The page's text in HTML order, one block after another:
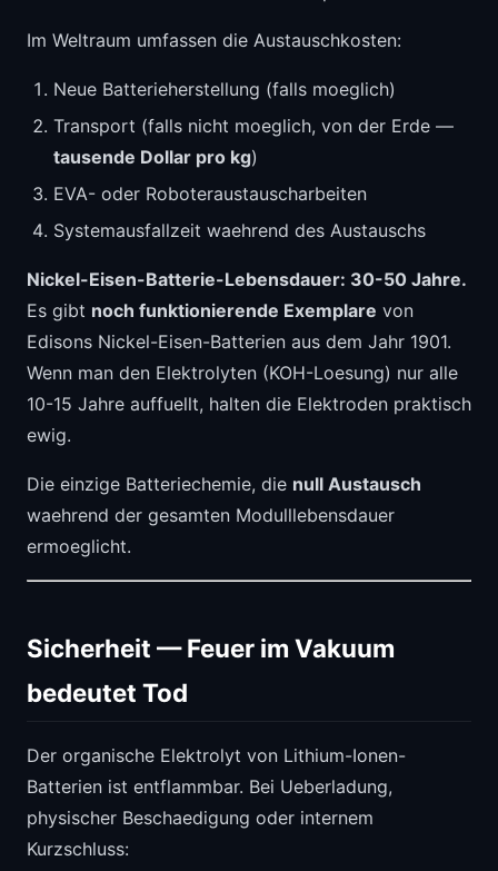
Im Weltraum umfassen die Austauschkosten:
Neue Batterieherstellung (falls moeglich)
Transport (falls nicht moeglich, von der Erde —
tausende Dollar pro kg)
EVA- oder Roboteraustauscharbeiten
Systemausfallzeit waehrend des Austauschs
Nickel-Eisen-Batterie-Lebensdauer: 30-50 Jahre.
Es gibt noch funktionierende Exemplare von
Edisons Nickel-Eisen-Batterien aus dem Jahr 1901.
Wenn man den Elektrolyten (KOH-Loesung) nur alle
10-15 Jahre auffuellt, halten die Elektroden praktisch
ewig.
Die einzige Batteriechemie, die null Austausch
waehrend der gesamten Modulllebensdauer
ermoeglicht.
Sicherheit — Feuer im Vakuum
bedeutet Tod
Der organische Elektrolyt von Lithium-Ionen-
Batterien ist entflammbar. Bei Ueberladung,
physischer Beschaedigung oder internem
Kurzschluss: